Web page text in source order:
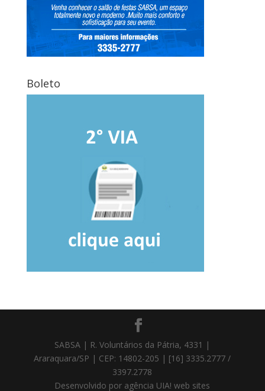
Boleto
SABSA | R. Voluntários da Pátria, 4331 |
Araraquara/SP | CEP: 14802-205 | [16] 3335.2777 /
3397.2778
Desenvolvido por agência UIA! web sites